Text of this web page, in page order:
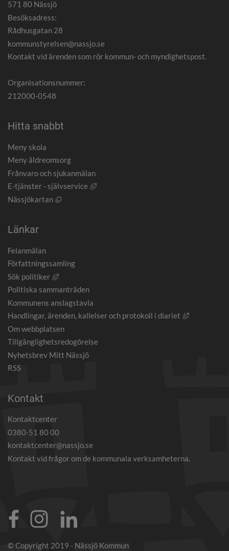
571 80 Nässjö
Besöksadress:
Rådhusgatan 28
kommunstyrelsen@nassjo.se
Kontakt vid ärenden som rör kommun- och myndighetspost.
Organisationsnummer:
212000-0548
Hitta snabbt
Meny skola
Meny äldreomsorg
Frånvaro och sjukanmälan
E-tjänster - självservice
Länk till annan webbplats, öppnas i
Nässjökartan
Öppnas i nytt fönster.
Länkar
Felanmälan
Författningssamling
Sök politiker
Länk till annan webbplats, öppnas i nytt fönster.
Politiska sammanträden
Kommunens anslagstavla
Handlingar, ärenden, kallelser och protokoll i diariet
Länk till
Om webbplatsen
Tillgänglighetsredogörelse
Nyhetsbrev Mitt Nässjö
RSS
Kontakt
Kontaktcenter
0380-51 80 00
kontaktcenter@nassjo.se
Kontakt vid frågor om de kommunala verksamheterna.
© Copyright 2019 - Nässjö Kommun